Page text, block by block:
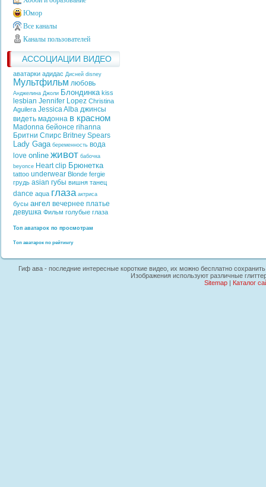
Юмор
Все каналы
Каналы пользователей
АССОЦИАЦИИ ВИДЕО
аватарки адидас Дисней disney
Мультфильм любовь
Анджелина Джоли Блондинка kiss
lesbian Jennifer Lopez Christina
Aguilera Jessica Alba джинсы
видеть мадонна в красном
Madonna бейонсе rihanna
Бритни Спирс Britney Spears
Lady Gaga беременность вода
love online живот бабочка
beyonce Heart clip Брюнетка
tattoo underwear Blonde fergie
грудь asian губы вишня танец
dance aqua глаза актриса
бусы ангел вечернее платье
девушка Фильм голубые глаза
Топ аватарок по просмотрам
Топ аватарок по рейтингу
Гиф ава - последние интересные короткие видео, их можно бесплатно
Изображения используют различные
Sitemap| Каталог